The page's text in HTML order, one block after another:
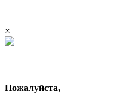
×
Пожалуйста,